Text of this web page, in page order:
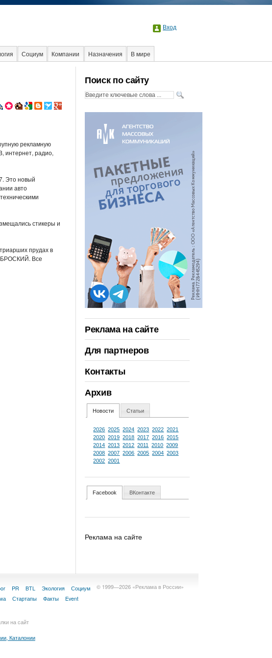
Вход
Социум Компании Назначения
В мире
Интервью
Поиск по сайту
Реклама на сайте
Для партнеров
Контакты
Архив
Новости Статьи
2026 2025 2024 2023 2022 2021
2020 2019 2018 2017 2016 2015
2014 2013 2012 2011 2010 2009
2008 2007 2006 2005 2004 2003
2002 2001
Facebook ВКонтакте
Реклама на сайте
рекламную
интернет, радио,
Это новый
авто
стикеры и
прудах в
БРОСКИЙ. Все
© 1999—2026 «Реклама в России»
PR BTL Экология
Социум
Стартапы Факты
Event
на сайт
Каталонии